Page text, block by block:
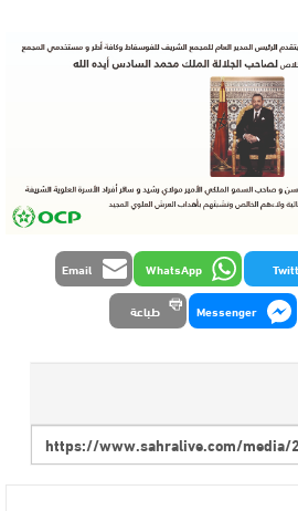
WhatsApp
Email
Messenger طباعة